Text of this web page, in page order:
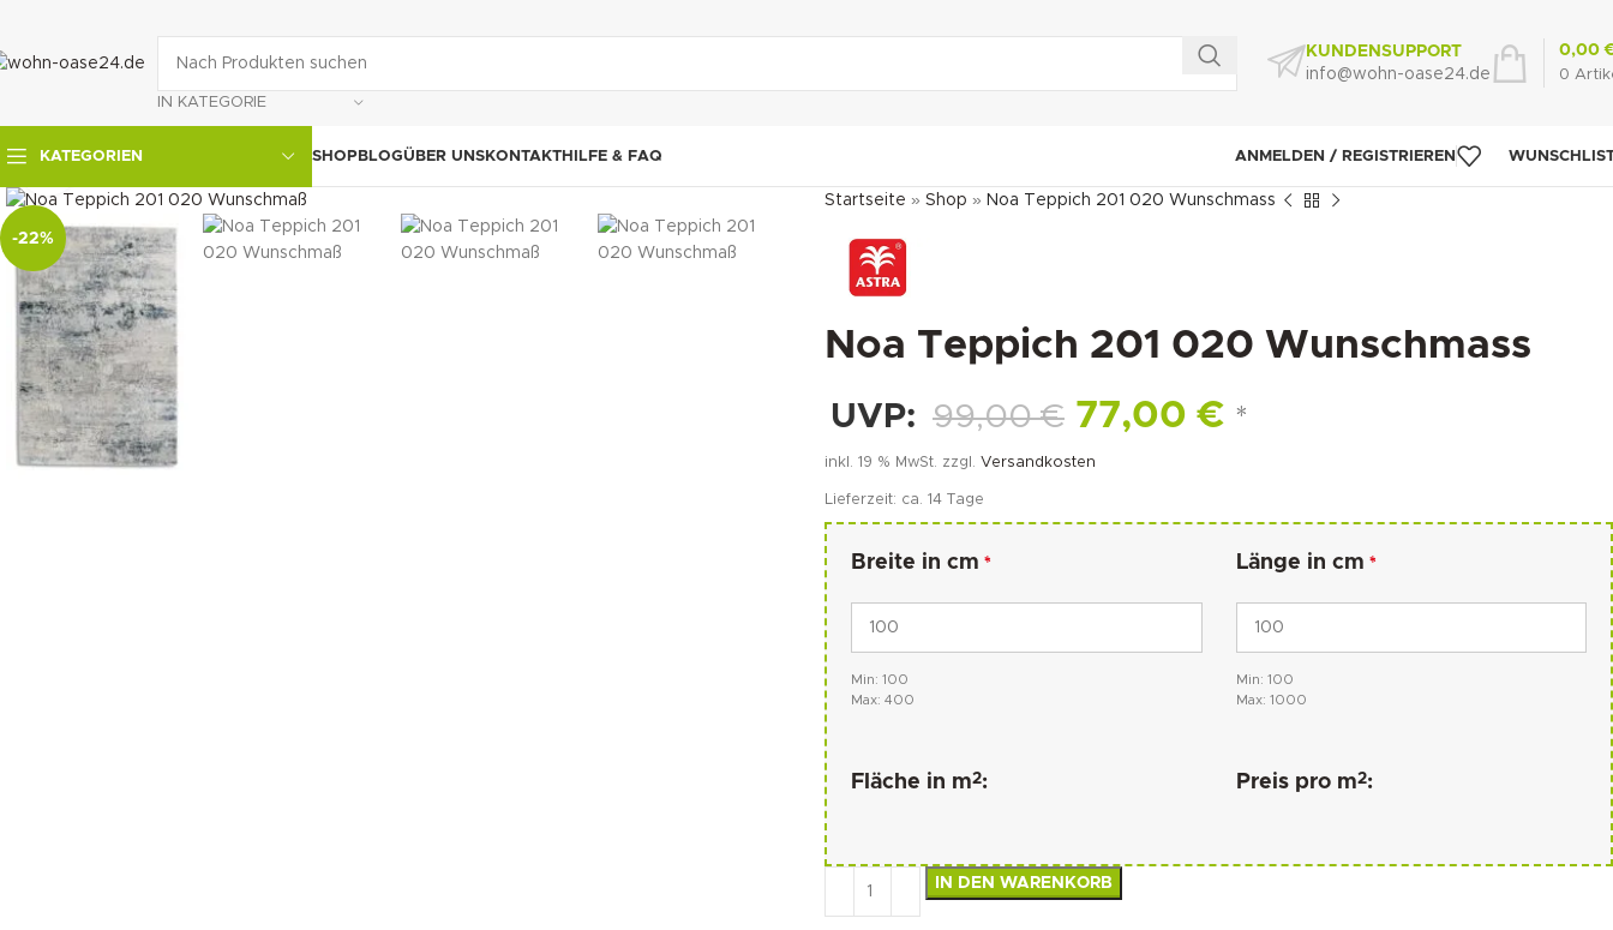
IN KATEGORIE
KUNDENSUPPORT
info@wohn-oase24.de
0
0,00
KATEGORIEN SHOPBLOGÜBER UNSKONTAKTHILFE & FAQ ANMELDEN / REGISTRIEREN
-22%
klicken um zu vergrößern
Startseite » Shop » Noa Teppich 201 020 Wunschmass
Noa Teppich 201 020 Wunschmass
UVP: 99,00€ 77,00€ *
inkl. 19 % MwSt. zzgl. Versandkosten
Lieferzeit: ca. 14 Tage
Breite in cm *
Min: 100
Max: 400
Länge in cm *
Min: 100
Max: 1000
Fläche in m2: Preis pro m2:
IN DEN WARENKORB